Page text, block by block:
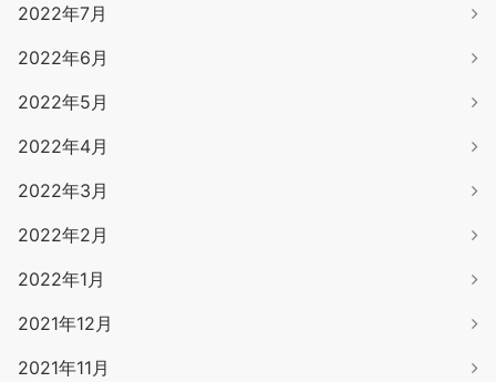
2022年7月
2022年6月
2022年5月
2022年4月
2022年3月
2022年2月
2022年1月
2021年12月
2021年11月